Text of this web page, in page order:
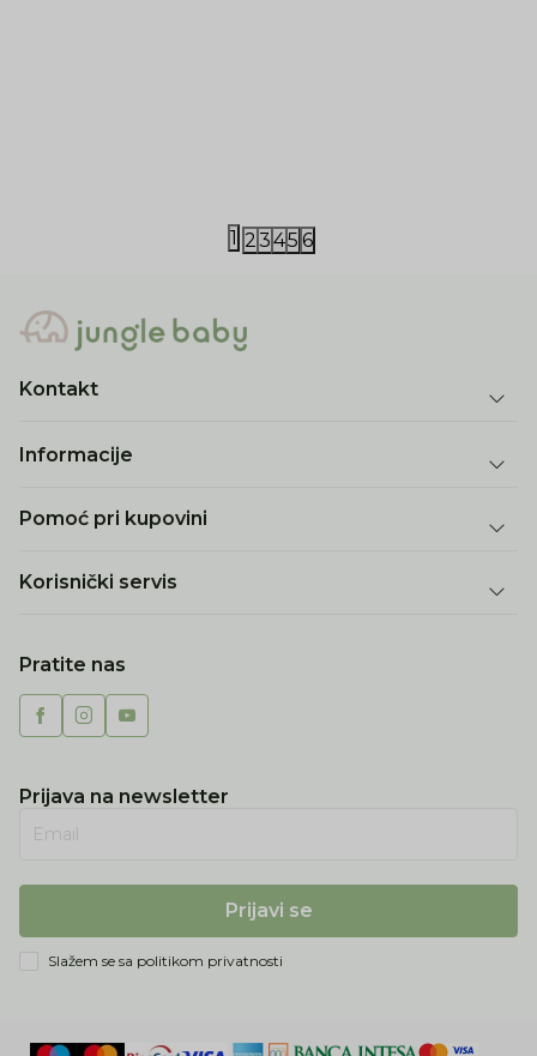
1 2 345 6
Kontakt
Informacije
Pomoć pri kupovini
Korisnički servis
Pratite nas
Prijava na newsletter
Email
Prijavi se
Slažem se sa politikom privatnosti